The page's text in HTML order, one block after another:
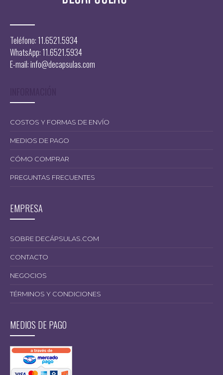
Teléfono: 11.6521.5934
WhatsApp: 11.6521.5934
E-mail:info@decapsulas.com
COSTOS Y FORMAS DE ENVÍO
MEDIOS DE PAGO
CÓMO COMPRAR
PREGUNTAS FRECUENTES
EMPRESA
SOBRE DECÁPSULAS.COM
CONTACTO
NEGOCIOS
TÉRMINOS Y CONDICIONES
MEDIOS DE PAGO